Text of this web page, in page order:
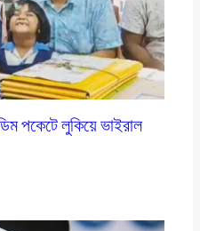
পকেটে লুকিয়ে ভাইরাল